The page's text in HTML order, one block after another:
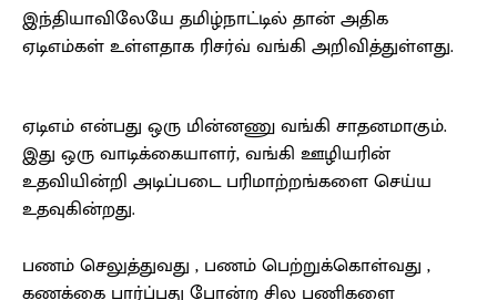
இந்தியாவிலேயே தமிழ்நாட்டில் தான் அதிக
ஏடிஎம்கள் உள்ளதாக ரிசர்வ் வங்கி அறிவித்துள்ளது.
ஏடிஎம் என்பது ஒரு மின்னணு வங்கி சாதனமாகும்.
இது ஒரு வாடிக்கையாளர், வங்கி ஊழியரின்
உதவியின்றி அடிப்படை பரிமாற்றங்களை செய்ய
உதவுகின்றது.
பணம் செலுத்துவது , பணம் பெற்றுக்கொள்வது ,